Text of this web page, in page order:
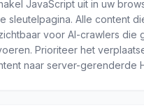
JavaScript uit in uw
sleutelpagina. Alle content
voor AI-crawlers die
Prioriteer het
naar server-gerenderde